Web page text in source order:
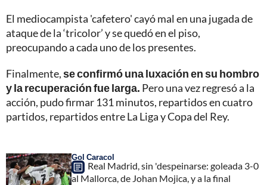
El mediocampista 'cafetero' cayó mal en una jugada de
ataque de la ‘tricolor’ y se quedó en el piso,
preocupando a cada uno de los presentes.
Finalmente,se confirmó una luxación en su hombro
y la recuperación fue larga. Pero una vez regresó a la
acción, pudo firmar 131 minutos, repartidos en cuatro
partidos, repartidos entre La Liga y Copa del Rey.
Gol Caracol
Real Madrid, sin 'despeinarse: goleada 3-0
al Mallorca, de Johan Mojica, y a la final